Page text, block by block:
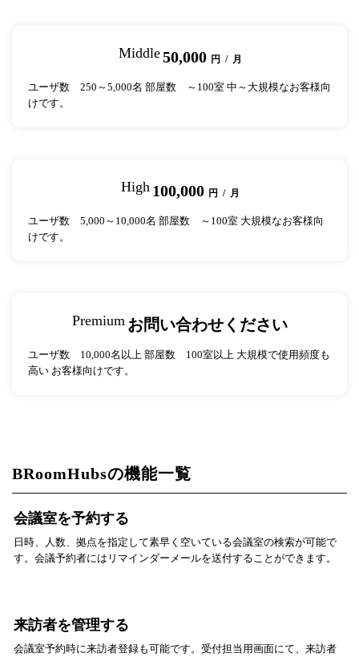
Middle50,000 円 / 月
ユーザ数 250～5,000名 部屋数 ～100室 中～大規模なお客様向
けです。
High 100,000 円 / 月
ユーザ数 5,000～10,000名 部屋数 ～100室 大規模なお客様向
けです。
Premium お問い合わせください
ユーザ数 10,000名以上 部屋数 100室以上 大規模で使用頻度も
高い お客様向けです。
BRoomHubsの機能一覧
会議室を予約する
日時、人数、拠点を指定して素早く空いている会議室の検索が可能で
す。会議予約者にはリマインダーメールを送付することができます。
来訪者を管理する
会議室予約時に来訪者登録も可能です。受付担当用画面にて、来訪者